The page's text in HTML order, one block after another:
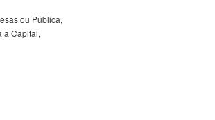
ou Pública,
a Capital,